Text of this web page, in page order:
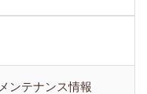
メンテナンス情報